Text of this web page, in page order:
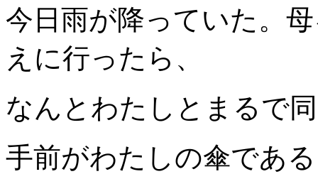
今日雨が降っていた。
えに行ったら、
なんとわたしとまるで
手前がわたしの傘であ